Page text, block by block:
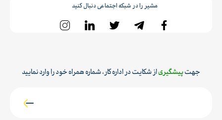
مشیر را در شبکه اجتماعی دنبال کنید
جهتپیشگیریاز شکایت در اداره کار، شماره همراه خود را وارد نمایید